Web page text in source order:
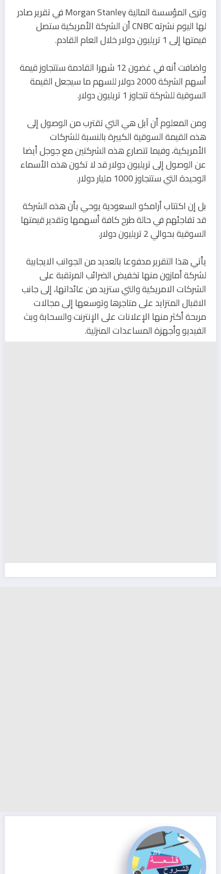
وترى المؤسسة المالية Morgan Stanley في تقرير صادر
لها اليوم نشرته CNBC أن الشركة الأمريكية ستصل
قيمتها إلى 1 تريليون دولار خلال العام القادم.
واضافت أنه في غضون 12 شهرا القادمة ستتجاوز قيمة
أسهم الشركة 2000 دولار للسهم ما سيجعل القيمة
السوقية للشركة تتجاوز 1 تريليون دولار.
ومن المعلوم أن آبل هي التي تقترب من الوصول إلى
هذه القيمة السوقية الكبيرة بالنسبة للشركات
الأمريكية، وفيما تتصارع هذه الشركتين مع جوجل أيضا
عن الوصول إلى تريليون دولار قد لا تكون هذه الأسماء
الوحيدة التي ستتجاوز 1000 مليار دولار.
بل إن اكتتاب أرامكو السعودية يوحي بأن هذه الشركة
قد تفاجئهم في حالة طرح كافة أسهمها وتقدير قيمتها
السوقية بحوالي 2 تريليون دولار.
يأتي هذا التقرير مدفوعا بالعديد من الجوانب الايجابية
لشركة أمازون منها تخفيض الضرائب المرتقبة على
الشركات الامريكية والتي ستزيد من عائداتها، إلى جانب
الاقبال المتزايد على متاجرها وتوسعها إلى مجالات
مربحة أكثر منها الإعلانات على الإنترنت والسحابة وبث
الفيديو وأجهزة المساعدات المنزلية.